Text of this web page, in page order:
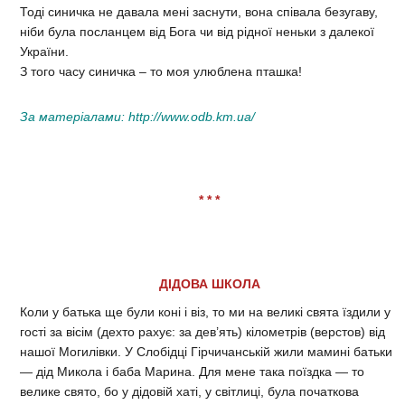
Тоді синичка не давала мені заснути, вона співала безугаву,
ніби була посланцем від Бога чи від рідної неньки з далекої
України.
З того часу синичка – то моя улюблена пташка!
За матеріалами: http://www.odb.km.ua/
* * *
ДІДОВА ШКОЛА
Коли у батька ще були коні і віз, то ми на великі свята їздили у
гості за вісім (дехто рахує: за дев’ять) кілометрів (верстов) від
нашої Могилівки. У Слобідці Гірчичанській жили мамині батьки
— дід Микола і баба Марина. Для мене така поїздка — то
велике свято, бо у дідовій хаті, у світлиці, була початкова